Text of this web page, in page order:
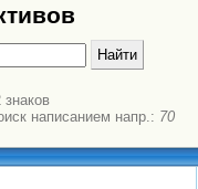
написанием напр.: 70